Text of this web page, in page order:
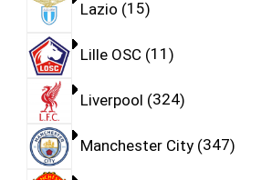
Lazio 15
Lille OSC 11
Liverpool 324
Manchester City 347